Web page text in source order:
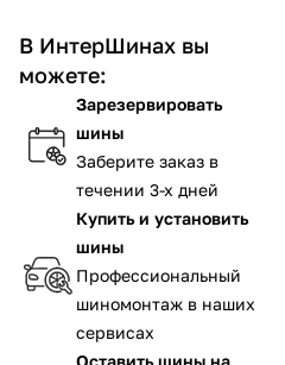
В ИнтерШинах вы
можете:
Зарезервировать
шины
Заберите заказ в
течении 3-х дней
Купить и установить
шины
Профессиональный
шиномонтаж в наших
сервисах
Оставить шины на